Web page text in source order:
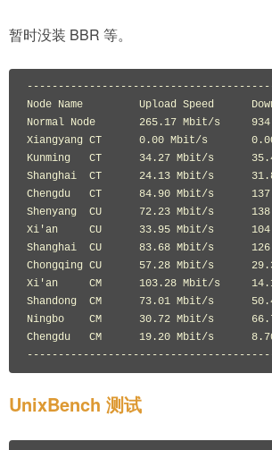
暂时没装 BBR 等。
Node Name         Upload Speed
Normal Node       265.17 Mbit/s
Xiangyang CT      0.00 Mbit/s
Kunming   CT      34.27 Mbit/s
Shanghai  CT      24.13 Mbit/s
Chengdu   CT      84.90 Mbit/s
Shenyang  CU      72.23 Mbit/s
Xi'an     CU      33.95 Mbit/s
Shanghai  CU      83.68 Mbit/s
Chongqing CU      57.28 Mbit/s
Xi'an     CM      103.28 Mbit/s
Shandong  CM      73.01 Mbit/s
Ningbo    CM      30.72 Mbit/s
Chengdu   CM      19.20 Mbit/s
UnixBench 测试